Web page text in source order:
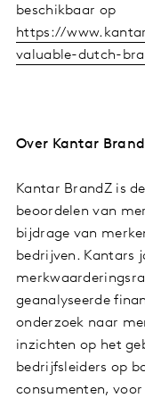
beschikbaar op
https://
valuable-dutch-
Over Kantar
Kantar BrandZ is
beoordelen van
bijdrage van
bedrijven. Kantars
geanalyseerde
onderzoek naar
inzichten op het
bedrijfsleiders op
consumenten,